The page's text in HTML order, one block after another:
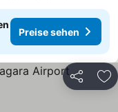
Preise sehen
Teilen